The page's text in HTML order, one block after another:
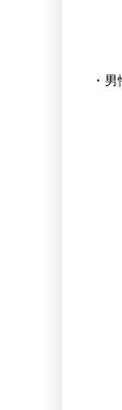
・男